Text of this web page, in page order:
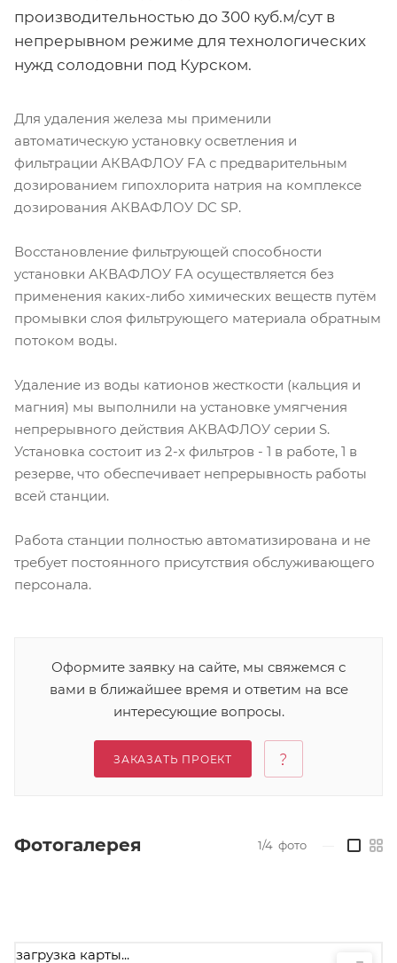
производительностью до 300 куб.м/сут в
непрерывном режиме для технологических
нужд солодовни под Курском.
Для удаления железа мы применили
автоматическую установку осветления и
фильтрации АКВАФЛОУ FA с предварительным
дозированием гипохлорита натрия на комплексе
дозирования АКВАФЛОУ DC SP.
Восстановление фильтрующей способности
установки АКВАФЛОУ FA осуществляется без
применения каких-либо химических веществ путём
промывки слоя фильтрующего материала обратным
потоком воды.
Удаление из воды катионов жесткости (кальция и
магния) мы выполнили на установке умягчения
непрерывного действия АКВАФЛОУ серии S.
Установка состоит из 2-х фильтров - 1 в работе, 1 в
резерве, что обеспечивает непрерывность работы
всей станции.
Работа станции полностью автоматизирована и не
требует постоянного присутствия обслуживающего
персонала.
Оформите заявку на сайте, мы свяжемся с
вами в ближайшее время и ответим на все
интересующие вопросы.
ЗАКАЗАТЬ ПРОЕКТ
Фотогалерея 1/4 фото
загрузка карты...